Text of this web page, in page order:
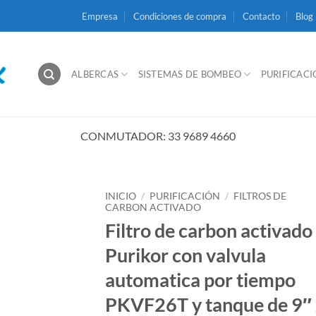
Empresa Condiciones de compra Contacto Blog
ALBERCAS SISTEMAS DE BOMBEO
CONMUTADOR: 33 9689 4660
INICIO / PURIFICACIÓN / FILTROS DE
CARBON ACTIVADO
Filtro de carbon activado
Purikor con valvula
automatica por tiempo
PKVF26T y tanque de 9″